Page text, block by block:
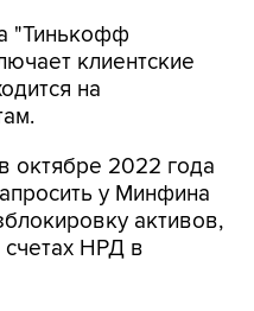
"Тинькофф
клиентские
на
октябре 2022 года
у Минфина
активов,
НРД в